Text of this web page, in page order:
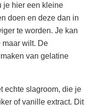
je hier een kleine
doen en deze dan in
te worden. Je kan
maar wilt. De
van gelatine
echte slagroom, die je
of vanille extract. Dit